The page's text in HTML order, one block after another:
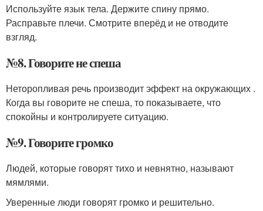
Используйте язык тела. Держите спину прямо.
Расправьте плечи. Смотрите вперёд и не отводите
взгляд.
№8. Говорите не спеша
Неторопливая речь производит эффект на окружающих .
Когда вы говорите не спеша, то показываете, что
спокойны и контролируете ситуацию.
№9. Говорите громко
Людей, которые говорят тихо и невнятно, называют
мямлями.
Уверенные люди говорят громко и решительно.